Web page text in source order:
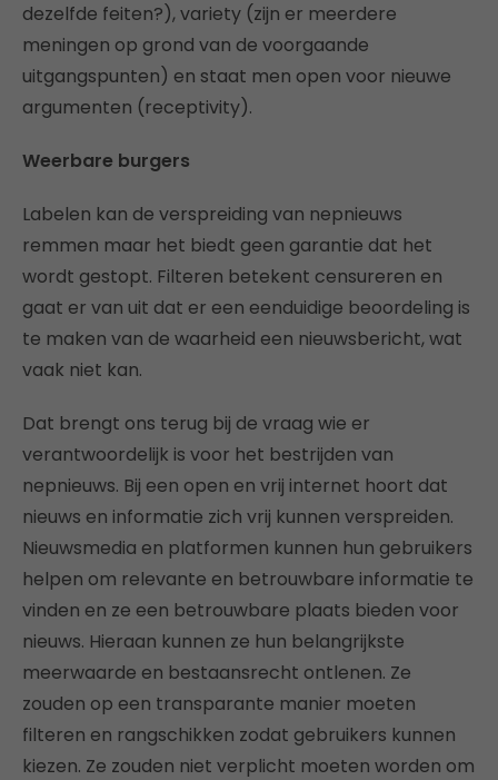
dezelfde feiten?), variety (zijn er meerdere
meningen op grond van de voorgaande
uitgangspunten) en staat men open voor nieuwe
argumenten (receptivity).
Weerbare burgers
Labelen kan de verspreiding van nepnieuws
remmen maar het biedt geen garantie dat het
wordt gestopt. Filteren betekent censureren en
gaat er van uit dat er een eenduidige beoordeling is
te maken van de waarheid een nieuwsbericht, wat
vaak niet kan.
Dat brengt ons terug bij de vraag wie er
verantwoordelijk is voor het bestrijden van
nepnieuws. Bij een open en vrij internet hoort dat
nieuws en informatie zich vrij kunnen verspreiden.
Nieuwsmedia en platformen kunnen hun gebruikers
helpen om relevante en betrouwbare informatie te
vinden en ze een betrouwbare plaats bieden voor
nieuws. Hieraan kunnen ze hun belangrijkste
meerwaarde en bestaansrecht ontlenen. Ze
zouden op een transparante manier moeten
filteren en rangschikken zodat gebruikers kunnen
kiezen. Ze zouden niet verplicht moeten worden om